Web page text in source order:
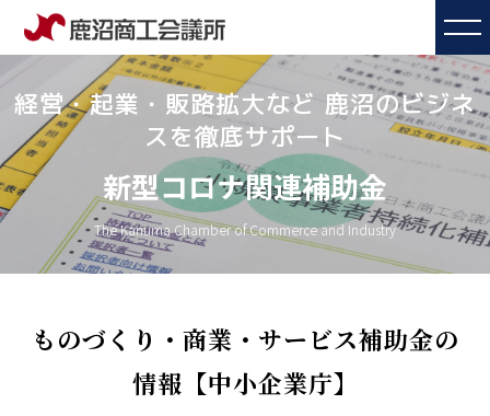
経営・起業・販路拡大など 鹿沼のビジネ
スを徹底サポート
新型コロナ関連補助金
The Kanuma Chamber of Commerce and Industry
ものづくり・商業・サービス補助金の
情報【中小企業庁】